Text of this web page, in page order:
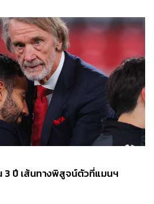
3 ปี เส้นทางพิสูจน์ตัวที่แมนฯ